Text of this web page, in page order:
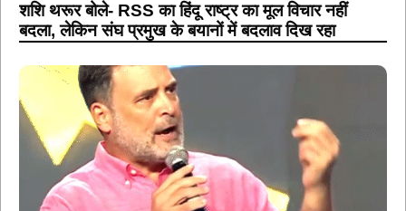
शशि थरूर बोले- RSS का हिंदू राष्ट्र का मूल विचार नहीं
बदला, लेकिन संघ प्रमुख के बयानों में बदलाव दिख रहा